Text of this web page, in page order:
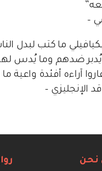
–
ما كتب لبدل
يُدبر ضدهم وما يُدس
آراءه أفئدة واعية
الإنجليزي –
نحن